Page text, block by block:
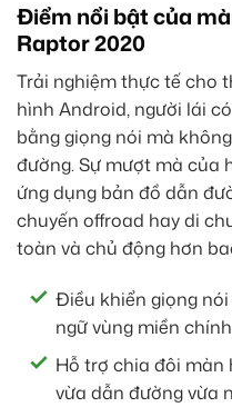
Điểm nổi bật của
Raptor 2020
Trải nghiệm thực tế cho
hình Android, người lái
bằng giọng nói mà
đường. Sự mượt mà của
ứng dụng bản đồ dẫn
chuyến offroad hay di
toàn và chủ động hơn
Điều khiển giọng
ngữ vùng miền
Hỗ trợ chia đôi màn
vừa dẫn đường vừa